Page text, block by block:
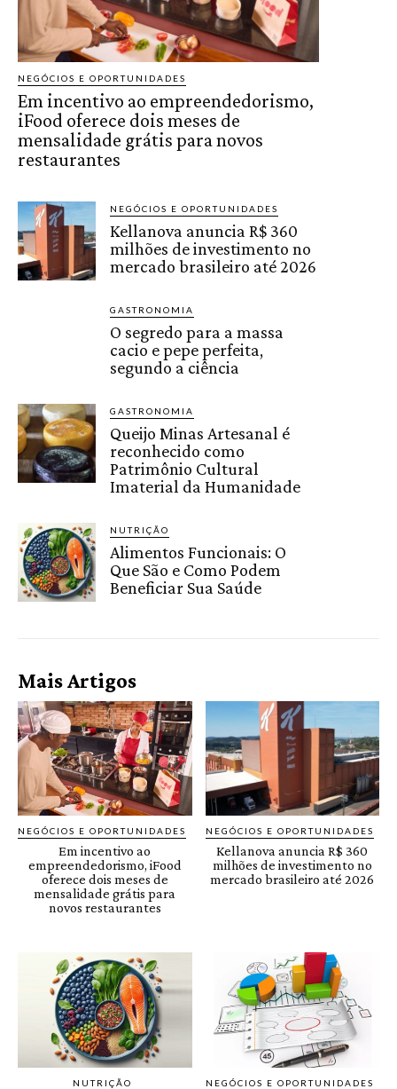
NEGÓCIOS E OPORTUNIDADES
Em incentivo ao empreendedorismo,
iFood oferece dois meses de
mensalidade grátis para novos
restaurantes
NEGÓCIOS E OPORTUNIDADES
Kellanova anuncia R$ 360
milhões de investimento no
mercado brasileiro até 2026
GASTRONOMIA
O segredo para a massa
cacio e pepe perfeita,
segundo a ciência
GASTRONOMIA
Queijo Minas Artesanal é
reconhecido como
Patrimônio Cultural
Imaterial da Humanidade
NUTRIÇÃO
Alimentos Funcionais: O
Que São e Como Podem
Beneficiar Sua Saúde
Mais Artigos
NEGÓCIOS E OPORTUNIDADES
Em incentivo ao
empreendedorismo, iFood
oferece dois meses de
mensalidade grátis para
novos restaurantes
NEGÓCIOS E OPORTUNIDADES
Kellanova anuncia R$ 360
milhões de investimento no
mercado brasileiro até 2026
NUTRIÇÃO NEGÓCIOS E OPORTUNIDADES